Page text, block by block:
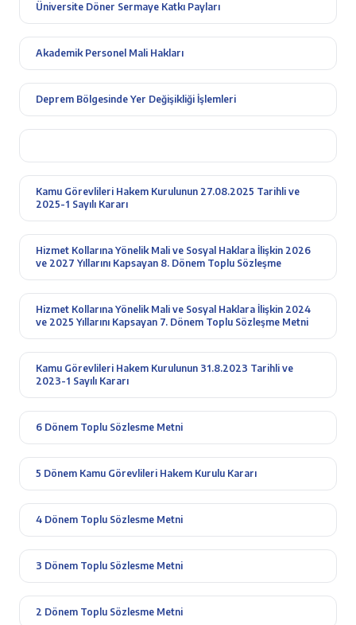
Üniversite Döner Sermaye Katkı Payları
Akademik Personel Mali Hakları
Deprem Bölgesinde Yer Değişikliği İşlemleri
Kamu Görevlileri Hakem Kurulunun 27.08.2025 Tarihli ve
2025-1 Sayılı Kararı
Hizmet Kollarına Yönelik Mali ve Sosyal Haklara İlişkin 2026
ve 2027 Yıllarını Kapsayan 8. Dönem Toplu Sözleşme
Hizmet Kollarına Yönelik Mali ve Sosyal Haklara İlişkin 2024
ve 2025 Yıllarını Kapsayan 7. Dönem Toplu Sözleşme Metni
Kamu Görevlileri Hakem Kurulunun 31.8.2023 Tarihli ve
2023-1 Sayılı Kararı
6 Dönem Toplu Sözlesme Metni
5 Dönem Kamu Görevlileri Hakem Kurulu Kararı
4 Dönem Toplu Sözlesme Metni
3 Dönem Toplu Sözlesme Metni
2 Dönem Toplu Sözlesme Metni